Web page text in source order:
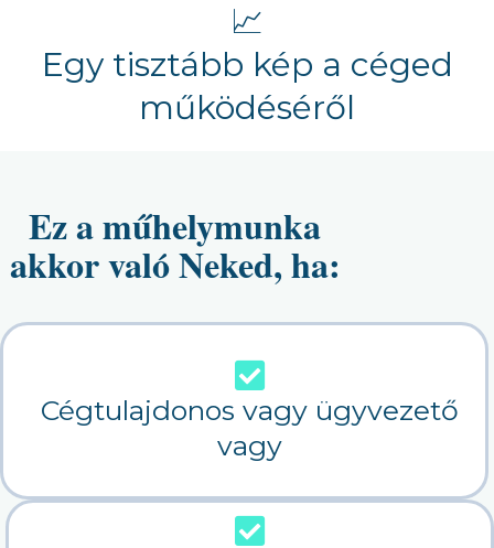
📈
Egy tisztább kép a céged
működéséről
Ez a műhelymunka
akkor való Neked, ha:
Cégtulajdonos vagy ügyvezető
vagy